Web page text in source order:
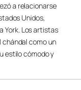
a relacionarse
Unidos,
York. Los artistas
chándal como un
estilo cómodo y